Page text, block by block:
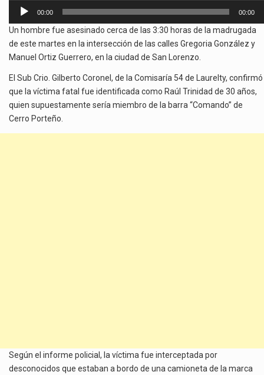
Reproductor
audio
00:00 00:00
Un hombre fue asesinado cerca de las 3:30 horas de la madrugada
de este martes en la intersección de las calles Gregoria González y
Manuel Ortiz Guerrero, en la ciudad de San Lorenzo.
El Sub Crio. Gilberto Coronel, de la Comisaría 54 de Laurelty, confirmó
que la víctima fatal fue identificada como Raúl Trinidad de 30 años,
quien supuestamente sería miembro de la barra “Comando” de
Cerro Porteño.
Según el informe policial, la víctima fue interceptada por
desconocidos que estaban a bordo de una camioneta de la marca